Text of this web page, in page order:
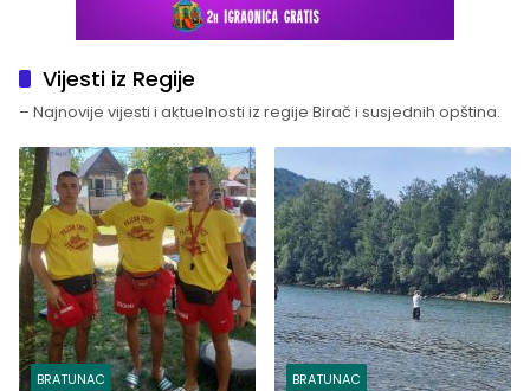
Vijesti iz Regije
– Najnovije vijesti i aktuelnosti iz regije Birač i susjednih opština.
BRATUNAC BRATUNAC